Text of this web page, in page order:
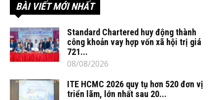
BÀI VIẾT MỚI NHẤT
Standard Chartered huy động thành
công khoản vay hợp vốn xã hội trị giá
721...
08/08/2026
ITE HCMC 2026 quy tụ hơn 520 đơn vị
triển lãm, lớn nhất sau 20...